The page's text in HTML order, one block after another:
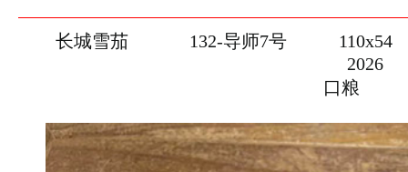
长城雪茄 132-导师7号
110x54
2026
口粮